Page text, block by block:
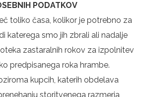
PODATKOV
toliko časa, kolikor je potrebno za
katerega smo jih zbrali ali nadalje
zastaralnih rokov za izpolnitev
predpisanega roka hrambe.
kupcih, katerih obdelava
storitvenega razmerja